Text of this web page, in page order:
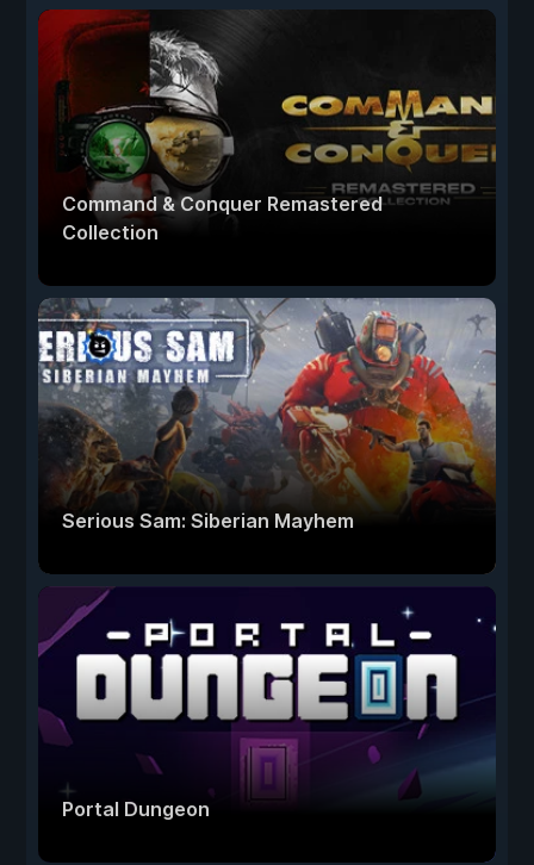
Command & Conquer Remastered
Collection
Serious Sam: Siberian Mayhem
Portal Dungeon